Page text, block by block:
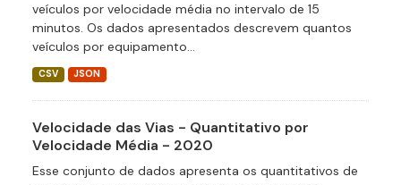
veículos por velocidade média no intervalo de 15
minutos. Os dados apresentados descrevem quantos
veículos por equipamento...
CSV JSON
Velocidade das Vias - Quantitativo por
Velocidade Média - 2020
Esse conjunto de dados apresenta os quantitativos de